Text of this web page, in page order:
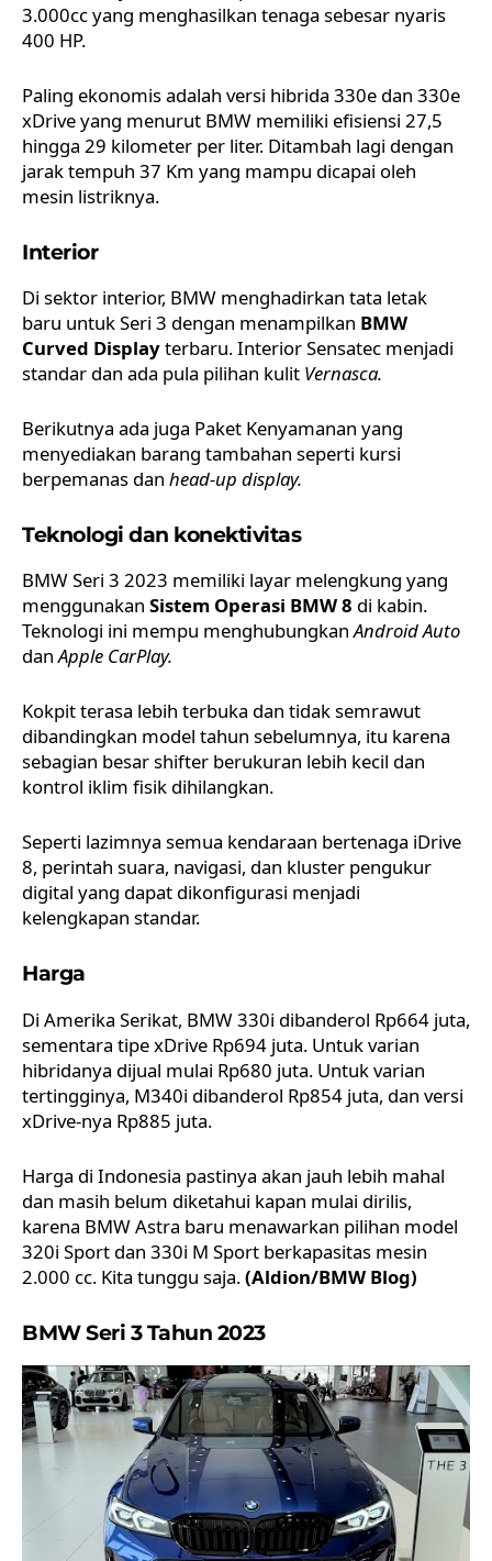
3.000cc yang menghasilkan tenaga sebesar nyaris
400 HP.
Paling ekonomis adalah versi hibrida 330e dan 330e
xDrive yang menurut BMW memiliki efisiensi 27,5
hingga 29 kilometer per liter. Ditambah lagi dengan
jarak tempuh 37 Km yang mampu dicapai oleh
mesin listriknya.
Interior
Di sektor interior, BMW menghadirkan tata letak
baru untuk Seri 3 dengan menampilkan BMW
Curved Displayterbaru. Interior Sensatec menjadi
standar dan ada pula pilihan kulit Vernasca.
Berikutnya ada juga Paket Kenyamanan yang
menyediakan barang tambahan seperti kursi
berpemanas dan head-up display.
Teknologi dan konektivitas
BMW Seri 3 2023 memiliki layar melengkung yang
menggunakan Sistem Operasi BMW 8 di kabin.
Teknologi ini mempu menghubungkanAndroid Auto
danApple CarPlay.
Kokpit terasa lebih terbuka dan tidak semrawut
dibandingkan model tahun sebelumnya, itu karena
sebagian besar shifter berukuran lebih kecil dan
kontrol iklim fisik dihilangkan.
Seperti lazimnya semua kendaraan bertenaga iDrive
8, perintah suara, navigasi, dan kluster pengukur
digital yang dapat dikonfigurasi menjadi
kelengkapan standar.
Harga
Di Amerika Serikat, BMW 330i dibanderol Rp664 juta,
sementara tipe xDrive Rp694 juta. Untuk varian
hibridanya dijual mulai Rp680 juta. Untuk varian
tertingginya, M340i dibanderol Rp854 juta, dan versi
xDrive-nya Rp885 juta.
Harga di Indonesia pastinya akan jauh lebih mahal
dan masih belum diketahui kapan mulai dirilis,
karena BMW Astra baru menawarkan pilihan model
320i Sport dan 330i M Sport berkapasitas mesin
2.000 cc. Kita tunggu saja.(Aldion/BMW Blog)
BMW Seri 3 Tahun 2023